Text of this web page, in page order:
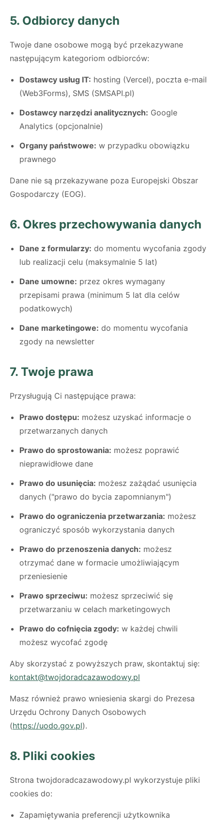
5. Odbiorcy danych
Twoje dane osobowe mogą być przekazywane
następującym kategoriom odbiorców:
Dostawcy usług IT: hosting (Vercel), poczta e-mail
(Web3Forms), SMS (SMSAPI.pl)
Dostawcy narzędzi analitycznych: Google
Analytics (opcjonalnie)
Organy państwowe: w przypadku obowiązku
prawnego
Dane nie są przekazywane poza Europejski Obszar
Gospodarczy (EOG).
6. Okres przechowywania danych
Dane z formularzy: do momentu wycofania zgody
lub realizacji celu (maksymalnie 5 lat)
Dane umowne: przez okres wymagany
przepisami prawa (minimum 5 lat dla celów
podatkowych)
Dane marketingowe: do momentu wycofania
zgody na newsletter
7. Twoje prawa
Przysługują Ci następujące prawa:
Prawo dostępu: możesz uzyskać informacje o
przetwarzanych danych
Prawo do sprostowania: możesz poprawić
nieprawidłowe dane
Prawo do usunięcia: możesz zażądać usunięcia
danych ("prawo do bycia zapomnianym")
Prawo do ograniczenia przetwarzania: możesz
ograniczyć sposób wykorzystania danych
Prawo do przenoszenia danych: możesz
otrzymać dane w formacie umożliwiającym
przeniesienie
Prawo sprzeciwu: możesz sprzeciwić się
przetwarzaniu w celach marketingowych
Prawo do cofnięcia zgody: w każdej chwili
możesz wycofać zgodę
Aby skorzystać z powyższych praw, skontaktuj się:
kontakt@twojdoradcazawodowy.pl
Masz również prawo wniesienia skargi do Prezesa
Urzędu Ochrony Danych Osobowych
(https://uodo.gov.pl).
8. Pliki cookies
Strona twojdoradcazawodowy.pl wykorzystuje pliki
cookies do:
Zapamiętywania preferencji użytkownika